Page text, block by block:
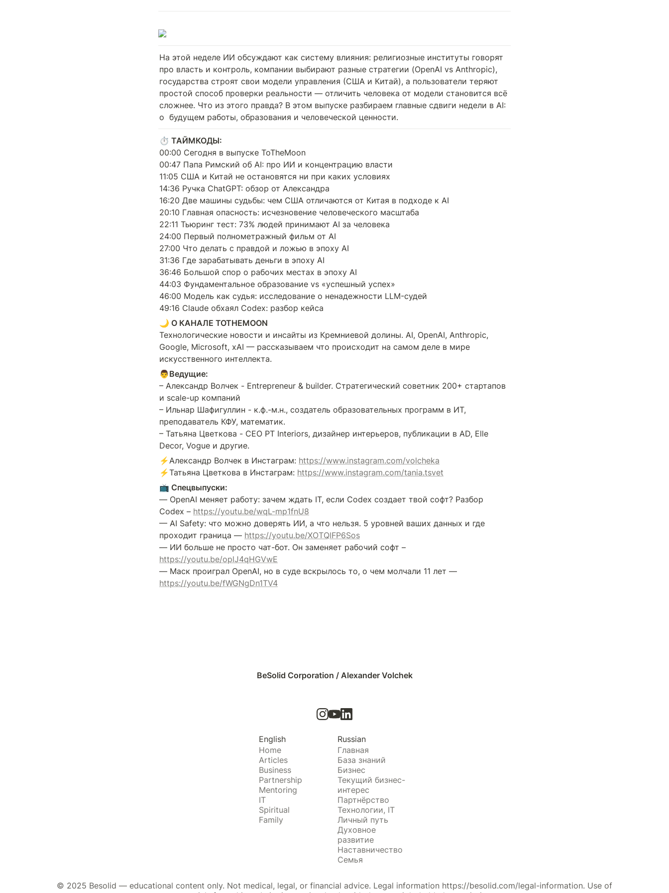
На этой неделе ИИ обсуждают как систему влияния: религиозные институты говорят
про власть и контроль, компании выбирают разные стратегии (OpenAI vs Anthropic),
государства строят свои модели управления (США и Китай), а пользователи теряют
простой способ проверки реальности — отличить человека от модели становится всё
сложнее. Что из этого правда? В этом выпуске разбираем главные сдвиги недели в AI:
о  будущем работы, образования и человеческой ценности.
⏱ ТАЙМКОДЫ:
00:00 Сегодня в выпуске ToTheMoon
00:47 Папа Римский об AI: про ИИ и концентрацию власти
11:05 США и Китай не остановятся ни при каких условиях
14:36 Ручка ChatGPT: обзор от Александра
16:20 Две машины судьбы: чем США отличаются от Китая в подходе к AI
20:10 Главная опасность: исчезновение человеческого масштаба
22:11 Тьюринг тест: 73% людей принимают AI за человека
24:00 Первый полнометражный фильм от AI
27:00 Что делать с правдой и ложью в эпоху AI
31:36 Где зарабатывать деньги в эпоху AI
36:46 Большой спор о рабочих местах в эпоху AI
44:03 Фундаментальное образование vs «успешный успех»
46:00 Модель как судья: исследование о ненадежности LLM-судей
49:16 Claude обхаял Codex: разбор кейса
🌙 О КАНАЛЕ TOTHEMOON
Технологические новости и инсайты из Кремниевой долины. AI, OpenAI, Anthropic,
Google, Microsoft, xAI — рассказываем что происходит на самом деле в мире
искусственного интеллекта.
– Александр Волчек - Entrepreneur & builder. Стратегический советник 200+ стартапов
и scale-up компаний
– Ильнар Шафигуллин - к.ф.-м.н., создатель образовательных программ в ИТ,
преподаватель КФУ, математик.
– Татьяна Цветкова - CEO PT Interiors, дизайнер интерьеров, публикации в AD, Elle
Decor, Vogue и другие.
⚡️Александр Волчек в Инстаграм: https://www.instagram.com/volcheka
⚡️Татьяна Цветкова в Инстаграм: https://www.instagram.com/tania.tsvet
📺 Спецвыпуски:
— OpenAI меняет работу: зачем ждать IT, если Codex создает твой софт? Разбор
Codex – https://youtu.be/wqL-mp1fnU8
— AI Safety: что можно доверять ИИ, а что нельзя. 5 уровней ваших данных и где
проходит граница — https://youtu.be/XOTQlFP6Sos
https://youtu.be/oplJ4qHGVwE
https://youtu.be/fWGNgDn1TV4
BeSolid Corporation / Alexander Volchek
English
Home
Articles
Business
Partnership
Mentoring
IT
Spiritual
Family
Russian
Главная
База знаний
Бизнес
Текущий бизнес-
интерес
Партнёрство
Технологии, IT
Личный путь
Духовное
развитие
Наставничество
Семья
© 2025 Besolid — educational content only. Not medical, legal, or financial advice. Legal information https://besolid.com/legal-information. Use of